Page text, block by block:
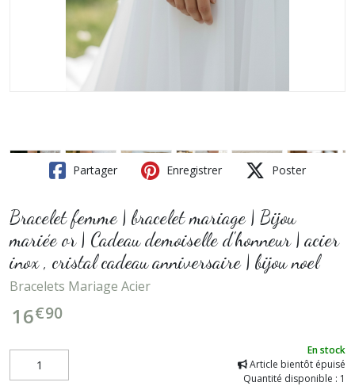
Partager Enregistrer Poster
Bracelet femme | bracelet mariage | Bijou
mariée or | Cadeau demoiselle d'honneur | acier
inox , cristal cadeau anniversaire | bijou noel
Bracelets Mariage Acier
16€90
En stock
Article bientôt épuisé
Quantité disponible : 1